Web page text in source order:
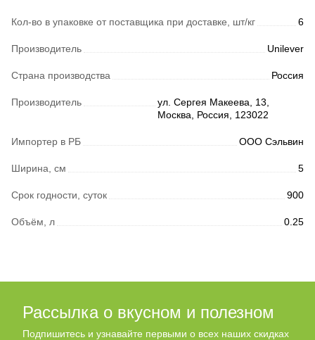
Кол-во в упаковке от поставщика при доставке, шт/кг 6
Производитель Unilever
Страна производства Россия
Производитель
ул. Сергея Макеева, 13,
Москва, Россия, 123022
Импортер в РБ ООО Сэльвин
Ширина, см 5
Срок годности, суток 900
Объём, л 0.25
Рассылка о вкусном и полезном
Подпишитесь и узнавайте первыми о всех наших скидках